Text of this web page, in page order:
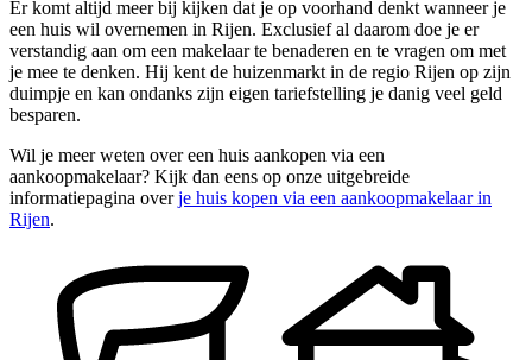
Er komt altijd meer bij kijken dat je op voorhand denkt wanneer je
een huis wil overnemen in Rijen. Exclusief al daarom doe je er
verstandig aan om een makelaar te benaderen en te vragen om met
je mee te denken. Hij kent de huizenmarkt in de regio Rijen op zijn
duimpje en kan ondanks zijn eigen tariefstelling je danig veel geld
besparen.
Wil je meer weten over een huis aankopen via een
aankoopmakelaar? Kijk dan eens op onze uitgebreide
informatiepagina overje huis kopen via een aankoopmakelaar in
Rijen.